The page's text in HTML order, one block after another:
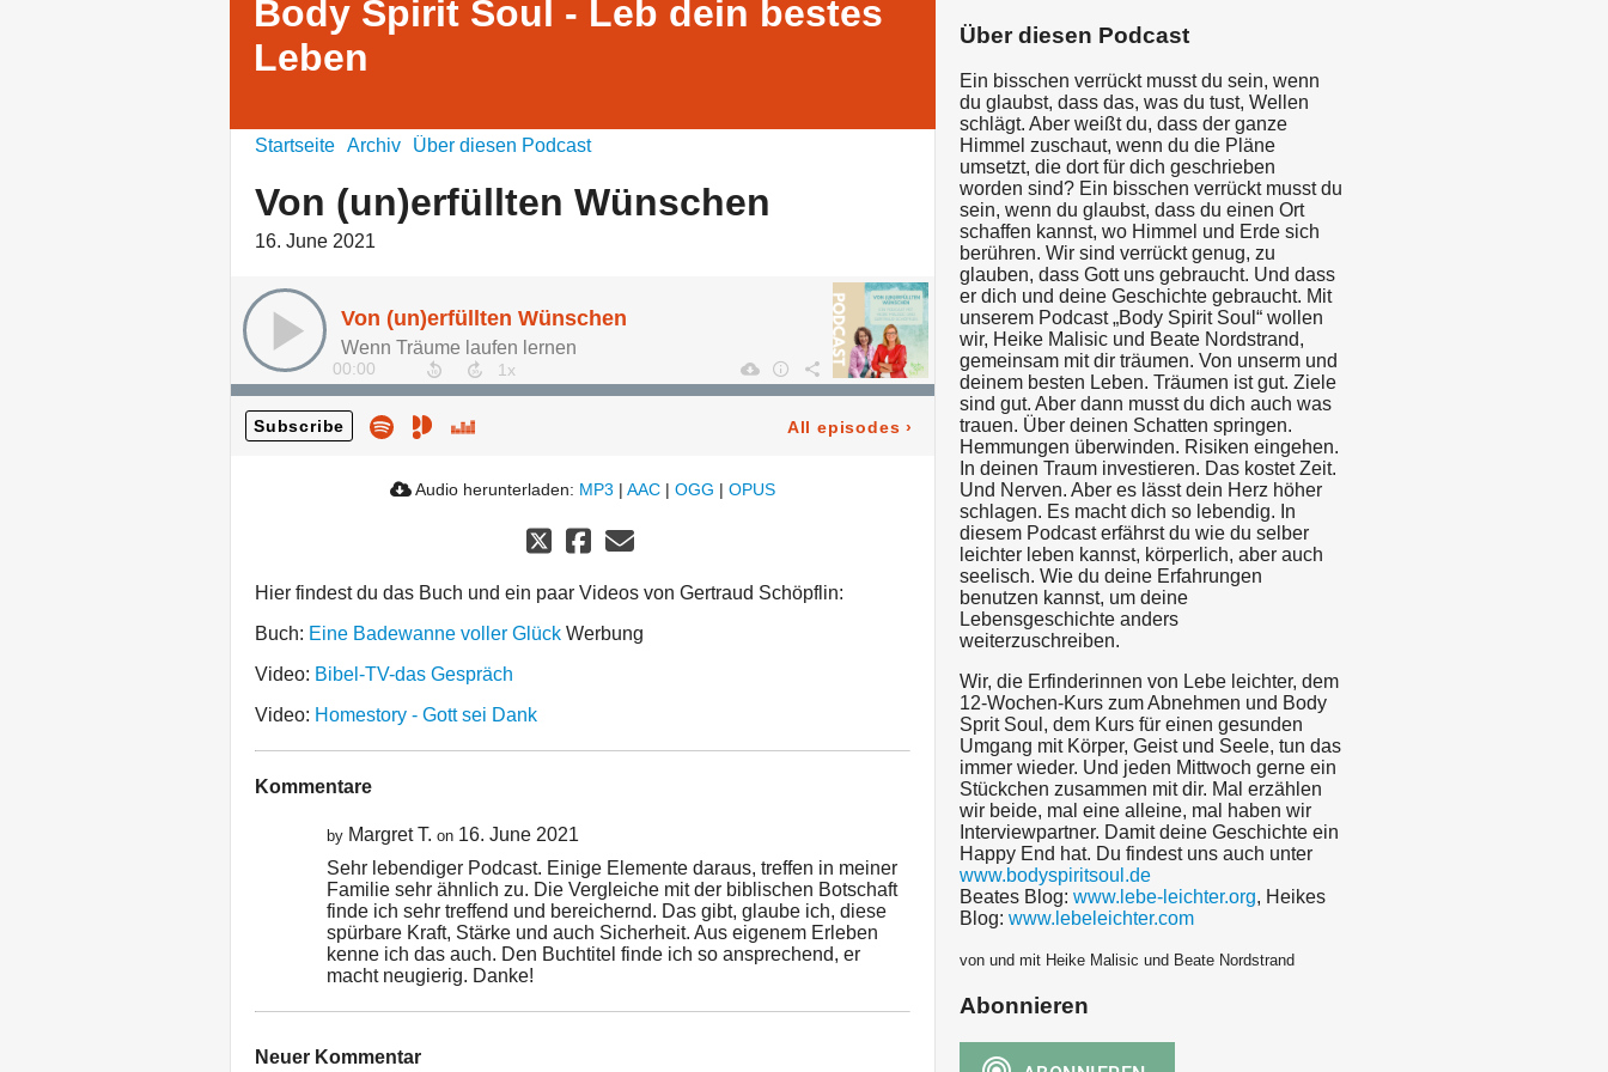
Body Spirit Soul - Leb dein bestes
Leben
Startseite Archiv Über diesen Podcast
Von (un)erfüllten Wünschen
16. June 2021
Von (un)erfüllten Wünschen
Wenn Träume laufen lernen
00:00
Subscribe All episodes ›
Audio herunterladen: MP3 | AAC | OGG | OPUS
Hier findest du das Buch und ein paar Videos von Gertraud Schöpflin:
Buch: Eine Badewanne voller Glück Werbung
Video: Bibel-TV-das Gespräch
Video: Homestory - Gott sei Dank
Kommentare
by Margret T. on 16. June 2021
Sehr lebendiger Podcast. Einige Elemente daraus, treffen in meiner
Familie sehr ähnlich zu. Die Vergleiche mit der biblischen Botschaft
finde ich sehr treffend und bereichernd. Das gibt, glaube ich, diese
spürbare Kraft, Stärke und auch Sicherheit. Aus eigenem Erleben
kenne ich das auch. Den Buchtitel finde ich so ansprechend, er
macht neugierig. Danke!
Neuer Kommentar
Über diesen Podcast
Ein bisschen verrückt musst du sein, wenn
du glaubst, dass das, was du tust, Wellen
schlägt. Aber weißt du, dass der ganze
Himmel zuschaut, wenn du die Pläne
umsetzt, die dort für dich geschrieben
worden sind? Ein bisschen verrückt musst du
sein, wenn du glaubst, dass du einen Ort
schaffen kannst, wo Himmel und Erde sich
berühren. Wir sind verrückt genug, zu
glauben, dass Gott uns gebraucht. Und dass
er dich und deine Geschichte gebraucht. Mit
unserem Podcast „Body Spirit Soul“ wollen
wir, Heike Malisic und Beate Nordstrand,
gemeinsam mit dir träumen. Von unserm und
deinem besten Leben. Träumen ist gut. Ziele
sind gut. Aber dann musst du dich auch was
trauen. Über deinen Schatten springen.
Hemmungen überwinden. Risiken eingehen.
In deinen Traum investieren. Das kostet Zeit.
Und Nerven. Aber es lässt dein Herz höher
schlagen. Es macht dich so lebendig. In
diesem Podcast erfährst du wie du selber
leichter leben kannst, körperlich, aber auch
seelisch. Wie du deine Erfahrungen
benutzen kannst, um deine
Lebensgeschichte anders
weiterzuschreiben.
Wir, die Erfinderinnen von Lebe leichter, dem
12-Wochen-Kurs zum Abnehmen und Body
Sprit Soul, dem Kurs für einen gesunden
Umgang mit Körper, Geist und Seele, tun das
immer wieder. Und jeden Mittwoch gerne ein
Stückchen zusammen mit dir. Mal erzählen
wir beide, mal eine alleine, mal haben wir
Interviewpartner. Damit deine Geschichte ein
Happy End hat. Du findest uns auch unter
www.bodyspiritsoul.de
Beates Blog: www.lebe-leichter.org, Heikes
Blog: www.lebeleichter.com
von und mit Heike Malisic und Beate Nordstrand
Abonnieren